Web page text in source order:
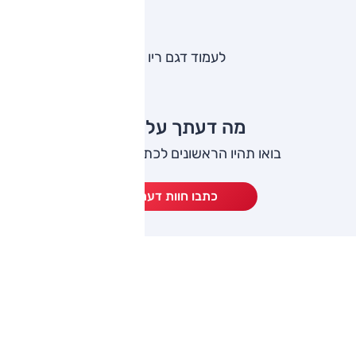
לעמוד דגם ריו
מה דעתך על ריו?
בואו תהיו הראשונים לכתוב חוות דעת
כתבו חוות דעת